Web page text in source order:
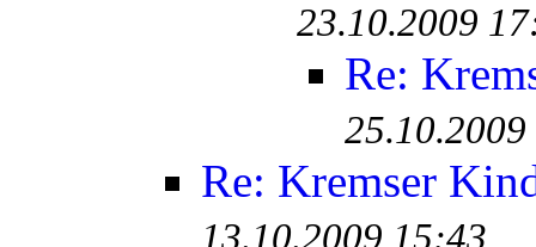
23.10.2009
Re:
Re: Kremser
13.10.2009 15:43